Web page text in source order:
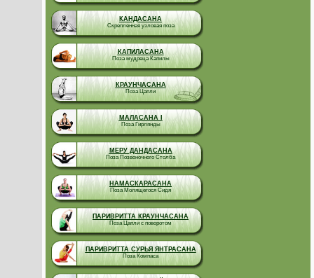
КАНДАСАНА
Скрепленная узловая поза
КАПИЛАСАНА
Поза мудреца Капилы
КРАУНЧАСАНА
Поза Цапли
МАЛАСАНА I
Поза Гирлянды
МЕРУ ДАНДАСАНА
Поза Позвоночного Столба
НАМАСКАРАСАНА
Поза Молящегося Сидя
ПАРИВРИТТА КРАУНЧАСАНА
Поза Цапли с поворотом
ПАРИВРИТТА СУРЬЯ ЯНТРАСАНА
Поза Компаса